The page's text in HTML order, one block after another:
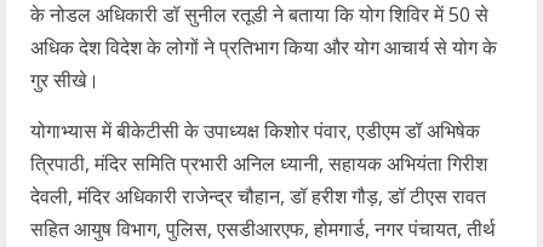
के नोडल अधिकारी डॉ सुनील रतूडी ने बताया कि योग शिविर में 50 से
अधिक देश विदेश के लोगों ने प्रतिभाग किया और योग आचार्य से योग के
गुर सीखे।
योगाभ्यास में बीकेटीसी के उपाध्यक्ष किशोर पंवार, एडीएम डॉ अभिषेक
त्रिपाठी, मंदिर समिति प्रभारी अनिल ध्यानी, सहायक अभियंता गिरीश
देवली, मंदिर अधिकारी राजेन्द्र चौहान, डॉ हरीश गौड़, डॉ टीएस रावत
सहित आयुष विभाग, पुलिस, एसडीआरएफ, होमगार्ड, नगर पंचायत, तीर्थ